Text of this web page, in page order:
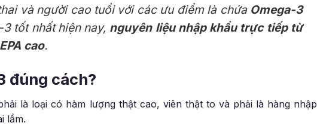
và người cao tuổi với các ưu điểm là chứa Omega-3
tốt nhất hiện nay, nguyên liệu nhập khẩu trực tiếp từ
cao.
đúng cách?
là loại có hàm lượng thật cao, viên thật to và phải là hàng nhập
lầm.